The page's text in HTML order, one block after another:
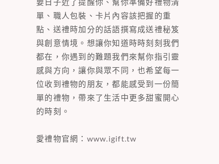
單、職人包裝、卡片內容該把握的重
點、送禮時加分的話語撰寫成送禮秘笈
與創意情境。想讓你知道時時刻刻我們
都在，你遇到的難題我們來幫你指引靈
感與方向，讓你與眾不同，也希望每一
位收到禮物的朋友，都能感受到一份簡
單的禮物，帶來了生活中更多甜蜜開心
的時刻。
愛禮物官網： www.igift.tw